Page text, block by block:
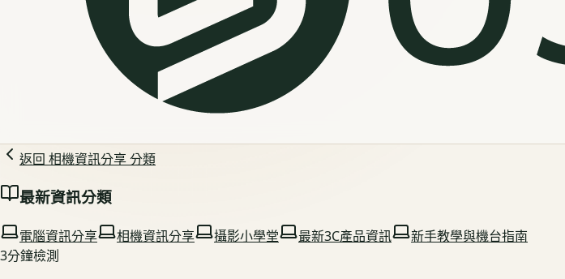
返回 相機資訊分享分類
最新資訊分類
電腦資訊分享 相機資訊分享 攝影小學堂 最新3C產品資訊
新手教學與機台指南
3分鐘檢測